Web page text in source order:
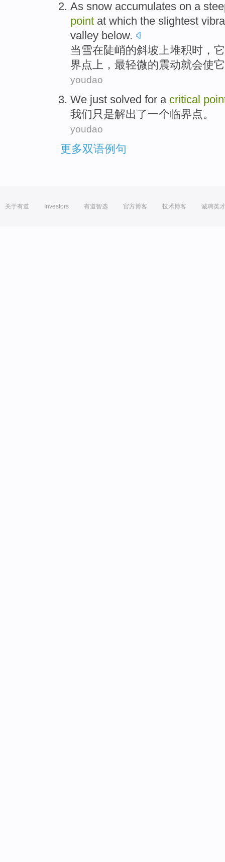
As snow accumulates on a
point at which the slightest
valley below.
当 雪在陡峭的斜坡上堆积时 ， 它
界点上， 最轻微的震动就会使它
youdao
We just solved for a critical
我们只是解出 了一个临界点。
youdao
更多双语例句
关于有道 Investors 有道智选 官方博客 技术博客 诚聘英才